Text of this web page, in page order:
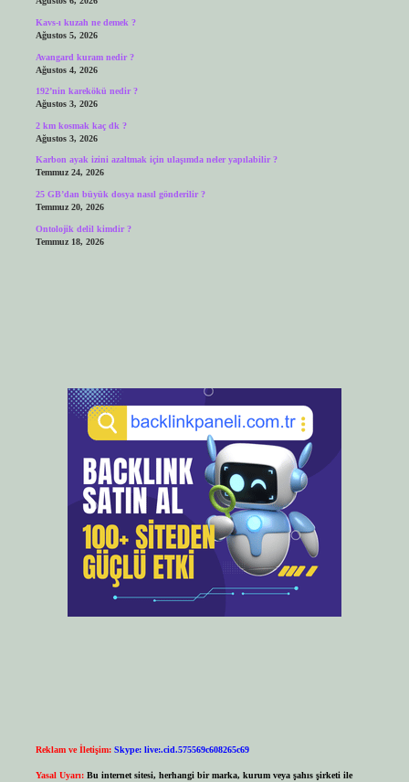
Kavs-ı kuzah ne demek ?
Ağustos 5, 2026
Avangard kuram nedir ?
Ağustos 4, 2026
192’nin karekökü nedir ?
Ağustos 3, 2026
2 km kosmak kaç dk ?
Ağustos 3, 2026
Karbon ayak izini azaltmak için ulaşımda neler yapılabilir ?
Temmuz 24, 2026
25 GB’dan büyük dosya nasıl gönderilir ?
Temmuz 20, 2026
Ontolojik delil kimdir ?
Temmuz 18, 2026
Reklam ve İletişim: Skype: live:.cid.575569c608265c69
Yasal Uyarı: Bu internet sitesi, herhangi bir marka, kurum veya şahıs şirketi ile